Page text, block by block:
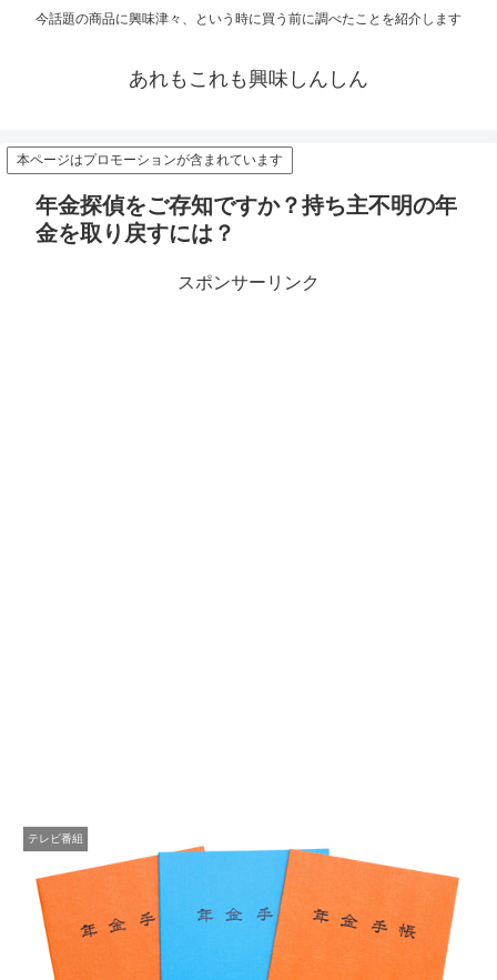
今話題の商品に興味津々、という時に買う前に調べたことを紹介します
あれもこれも興味しんしん
本ページはプロモーションが含まれています
年金探偵をご存知ですか？持ち主不明の年
金を取り戻すには？
スポンサーリンク
テレビ番組